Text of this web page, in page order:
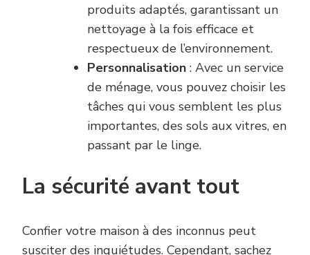
produits adaptés, garantissant un
nettoyage à la fois efficace et
respectueux de l’environnement.
Personnalisation : Avec un service
de ménage, vous pouvez choisir les
tâches qui vous semblent les plus
importantes, des sols aux vitres, en
passant par le linge.
La sécurité avant tout
Confier votre maison à des inconnus peut
susciter des inquiétudes. Cependant, sachez